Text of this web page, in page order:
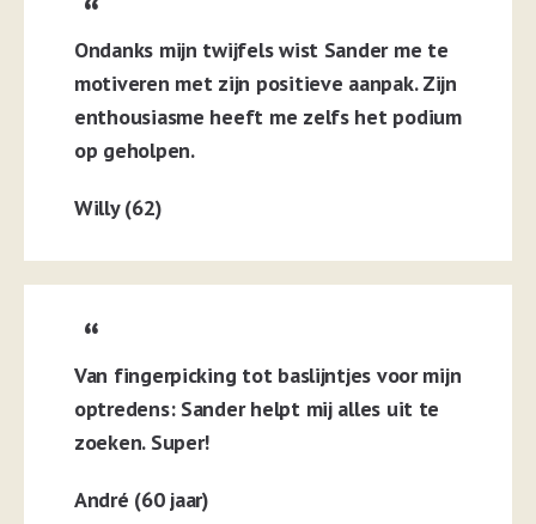
Ondanks mijn twijfels wist Sander me te
motiveren met zijn positieve aanpak. Zijn
enthousiasme heeft me zelfs het podium
op geholpen.
Willy (62)
Van fingerpicking tot baslijntjes voor mijn
optredens: Sander helpt mij alles uit te
zoeken. Super!
André (60 jaar)